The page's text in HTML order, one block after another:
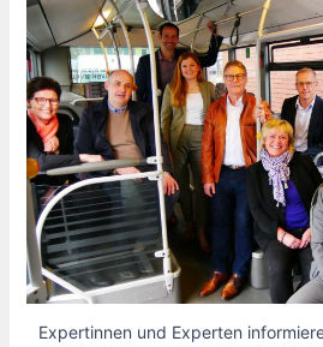
Expertinnen und Experten